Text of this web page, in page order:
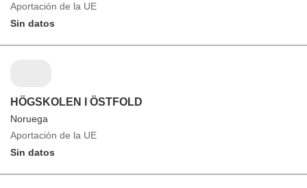
Aportación de la UE
Sin datos
HÖGSKOLEN I ÖSTFOLD
Noruega
Aportación de la UE
Sin datos